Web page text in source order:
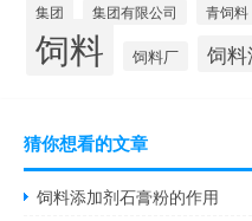
集团 集团有限公司 青饲料
饲料 饲料厂 饲
猜你想看的文章
饲料添加剂石膏粉的作用